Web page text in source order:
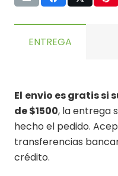
ENTREGA
El envio es gratis si
de $1500, la entrega
hecho el pedido.
transferencias
crédito.